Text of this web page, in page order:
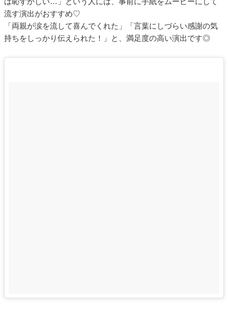
流す演出がおすすめ♡
「両親が涙を流して喜んでくれた」「言葉にしづらい感謝の気
持ちをしっかり伝えられた！」と、満足度の高い演出です◎